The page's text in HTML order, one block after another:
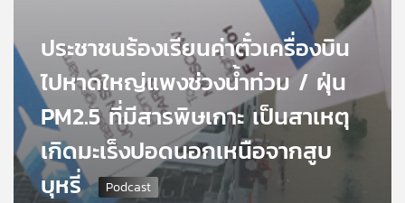
แผนที่
วิทยุ
เครือ
ข่าย
ประชาชนร้องเรียนค่าตั๋วเครื่องบิน
ไปหาดใหญ่แพงช่วงน้ำท่วม / ฝุ่น
PM2.5 ที่มีสารพิษเกาะ เป็นสาเหตุ
เกิดมะเร็งปอดนอกเหนือจากสูบ
บุหรี่